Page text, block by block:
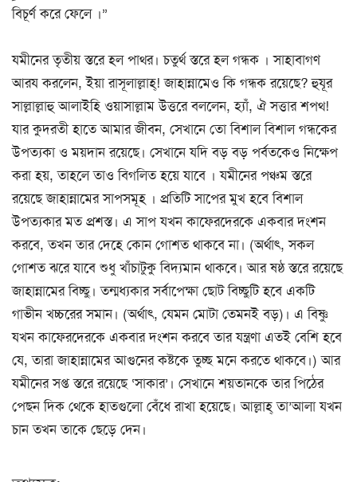
বিচূর্ণ করে ফেলে ।”
যমীনের তৃতীয় স্তরে হল পাথর। চতুর্থ স্তরে হল গন্ধক । সাহাবাগণ
আরয করলেন, ইয়া রাসূলাল্লাহ্! জাহান্নামেও কি গন্ধক রয়েছে? হুযূর
সাল্লাল্লাহু আলাইহি ওয়াসাল্লাম উত্তরে বললেন, হ্যাঁ, ঐ সত্তার শপথ!
যার কুদরতী হাতে আমার জীবন, সেখানে তো বিশাল বিশাল গন্ধকের
উপত্যকা ও ময়দান রয়েছে। সেখানে যদি বড় বড় পর্বতকেও নিক্ষেপ
করা হয়, তাহলে তাও বিগলিত হয়ে যাবে । যমীনের পঞ্চম স্তরে
রয়েছে জাহান্নামের সাপসমূহ । প্রতিটি সাপের মুখ হবে বিশাল
উপত্যকার মত প্রশস্ত। এ সাপ যখন কাফেরদেরকে একবার দংশন
করবে, তখন তার দেহে কোন গোশত থাকবে না। (অর্থাৎ, সকল
গোশত ঝরে যাবে শুধু খাঁচাটুকু বিদ্যমান থাকবে। আর ষষ্ঠ স্তরে রয়েছে
জাহান্নামের বিচ্ছু। তন্মধ্যকার সর্বাপেক্ষা ছোট বিচ্ছুটি হবে একটি
গাভীন খচ্চরের সমান। (অর্থাৎ, যেমন মোটা তেমনই বড়)। এ বিষ্ণু
যখন কাফেরদেরকে একবার দংশন করবে তার যন্ত্রণা এতই বেশি হবে
যে, তারা জাহান্নামের আগুনের কষ্টকে তুচ্ছ মনে করতে থাকবে।) আর
যমীনের সপ্ত স্তরে রয়েছে ‘সাকার’। সেখানে শয়তানকে তার পিঠের
পেছন দিক থেকে হাতগুলো বেঁধে রাখা হয়েছে। আল্লাহ্ তা’আলা যখন
চান তখন তাকে ছেড়ে দেন।